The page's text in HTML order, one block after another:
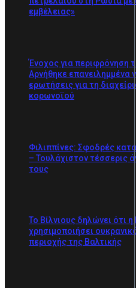
εμβέλειας»
Ένοχος για περιφρόνηση
Αρνήθηκε επανειλημμένα
ερωτήσεις για τη
κορωνοϊού
Φιλιππίνες: Σφοδρές
– Τουλάχιστον τέσσερις
τους
Το Βίλνιους δηλώνει ότι
χρησιμοποιήσει
περιοχής της Βαλτικής